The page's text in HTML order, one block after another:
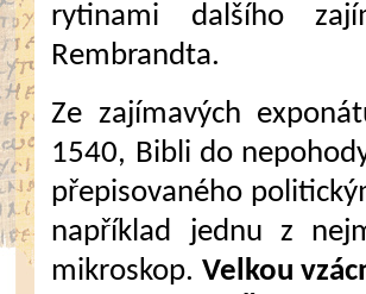
rytinami dalšího
Rembrandta.
Ze zajímavých
1540, Bibli do
přepisovaného
například jednu z
mikroskop. Velkou